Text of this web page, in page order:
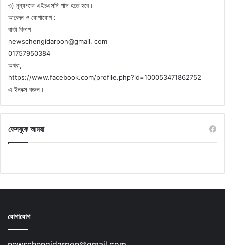
৩) নুন্যপক্ষে এইচএসসি পাস হতে হবে।
আবেদন ও যোগাযোগ :
বার্তা বিভাগ
newschengidarpon@gmail. com
01757950384
অথবা,
https://www.facebook.com/profile.php?id=100053471862752
এ ইনবক্স করুন।
ফেসবুকে আমরা
যোগাযোগ